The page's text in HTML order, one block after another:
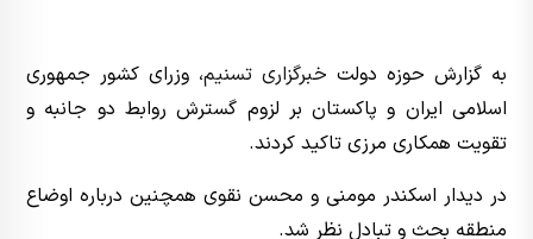
به گزارش حوزه دولت خبرگزاری تسنیم، وزرای کشور جمهوری
اسلامی ایران و پاکستان بر لزوم گسترش روابط دو جانبه و
تقویت همکاری مرزی تاکید کردند.
در دیدار اسکندر مومنی و محسن نقوی همچنین درباره اوضاع
منطقه بحث و تبادل نظر شد.